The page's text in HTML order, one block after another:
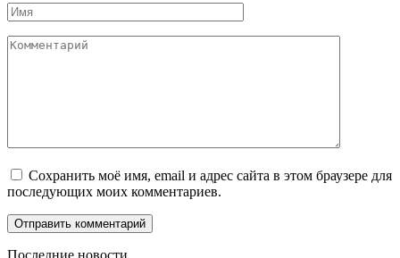
Имя
Комментарий
Сохранить моё имя, email и адрес сайта в этом браузере для
последующих моих комментариев.
Последние новости